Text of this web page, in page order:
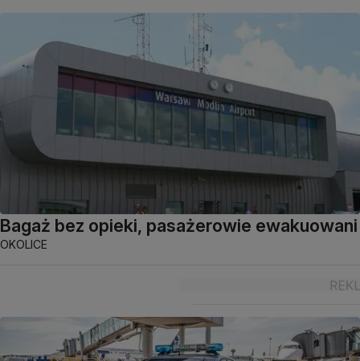
Bagaż bez opieki, pasażerowie ewakuowani
OKOLICE